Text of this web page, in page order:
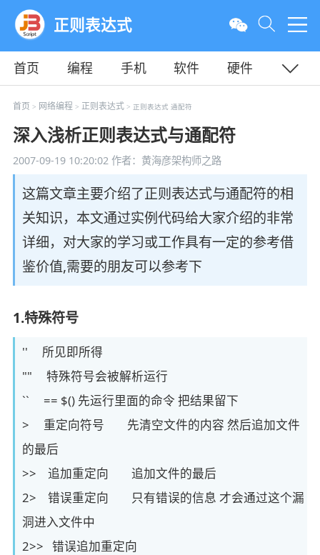
正则表达式
首页 编程 手机 软件
硬件
教程
平面 服务器
首页 > 网络编程 > 正则表达式> 正则表达式 通配符
深入浅析正则表达式与通配符
2007-09-19 10:20:02作者：黄海彦架构师之路
这篇文章主要介绍了正则表达式与通配符的相
关知识，本文通过实例代码给大家介绍的非常
详细，对大家的学习或工作具有一定的参考借
鉴价值,需要的朋友可以参考下
1.特殊符号
'' 所见即所得
"" 特殊符号会被解析运行
`` == $() 先运行里面的命令 把结果留下
> 重定向符号 先清空文件的内容 然后追加文件
的最后
>> 追加重定向 追加文件的最后
2> 错误重定向 只有错误的信息 才会通过这个漏
洞进入文件中
2>> 错误追加重定向